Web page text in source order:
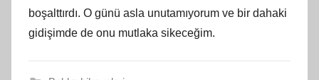
boşalttırdı. O günü asla unutamıyorum ve bir dahaki
gidişimde de onu mutlaka sikeceğim.